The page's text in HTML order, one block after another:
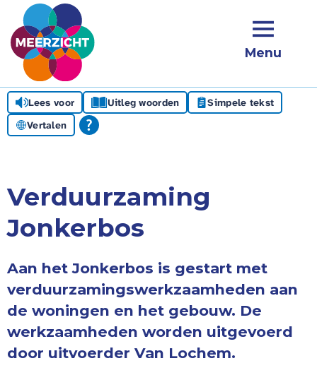
Menu
Lees voor Uitleg woorden
Simpele tekst
Vertalen
Verduurzaming
Jonkerbos
Aan het Jonkerbos is gestart met
verduurzamingswerkzaamheden aan
de woningen en het gebouw. De
werkzaamheden worden uitgevoerd
door uitvoerder Van Lochem.